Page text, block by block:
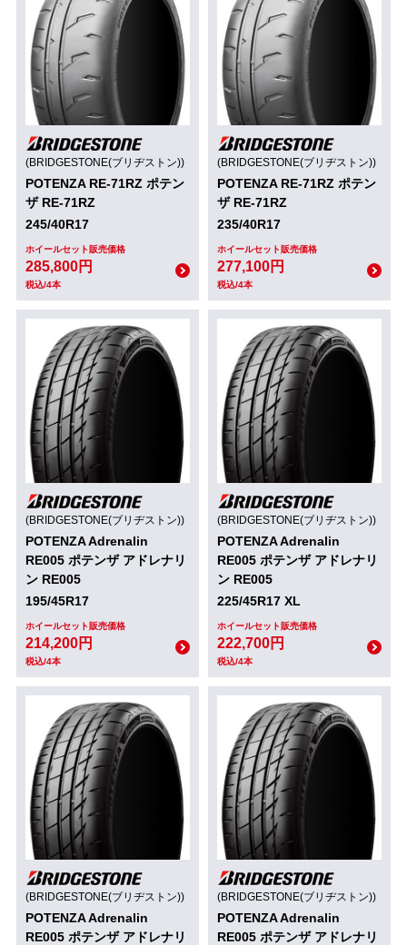
(BRIDGESTONE(ブリヂストン))
POTENZA RE-71RZ ポテン
ザ RE-71RZ
245/40R17
ホイールセット販売価格
285,800円
税込/4本
(BRIDGESTONE(ブリヂストン))
POTENZA RE-71RZ ポテン
ザ RE-71RZ
235/40R17
ホイールセット販売価格
277,100円
税込/4本
(BRIDGESTONE(ブリヂストン))
POTENZA Adrenalin
RE005 ポテンザ アドレナリ
ン RE005
195/45R17
ホイールセット販売価格
214,200円
税込/4本
(BRIDGESTONE(ブリヂストン))
POTENZA Adrenalin
RE005 ポテンザ アドレナリ
ン RE005
225/45R17 XL
ホイールセット販売価格
222,700円
税込/4本
(BRIDGESTONE(ブリヂストン))
POTENZA Adrenalin
RE005 ポテンザ アドレナリ
(BRIDGESTONE(ブリヂストン))
POTENZA Adrenalin
RE005 ポテンザ アドレナリ